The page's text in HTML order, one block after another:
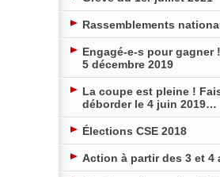
Rassemblements
Engagé-e-s pour gagner
5 décembre 2019
La coupe est pleine !
déborder le 4 juin 2019…
Élections CSE 2018
Action à partir des 3 et 4